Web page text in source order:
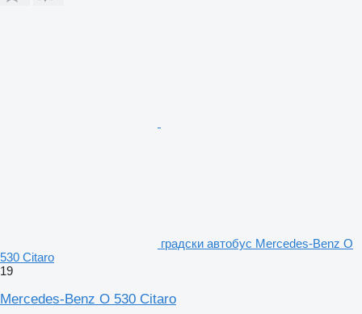
градски автобус Mercedes-Benz O
530 Citaro
19
Mercedes-Benz O 530 Citaro